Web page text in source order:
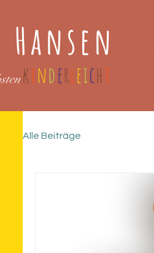
Hansen
kinderleicht
Alle Beiträge